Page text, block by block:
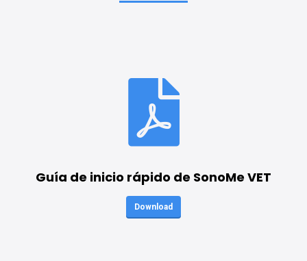
Guía de inicio rápido de SonoMe VET
Download